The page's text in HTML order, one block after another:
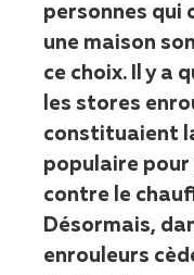
personnes qui
une maison
ce choix. Il y a
les stores
constituaient
populaire
contre le
Désormais,
enrouleurs